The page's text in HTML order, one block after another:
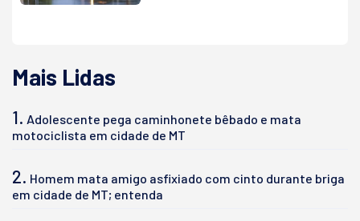
Mais Lidas
1. Adolescente pega caminhonete bêbado e mata
motociclista em cidade de MT
2. Homem mata amigo asfixiado com cinto durante briga
em cidade de MT; entenda